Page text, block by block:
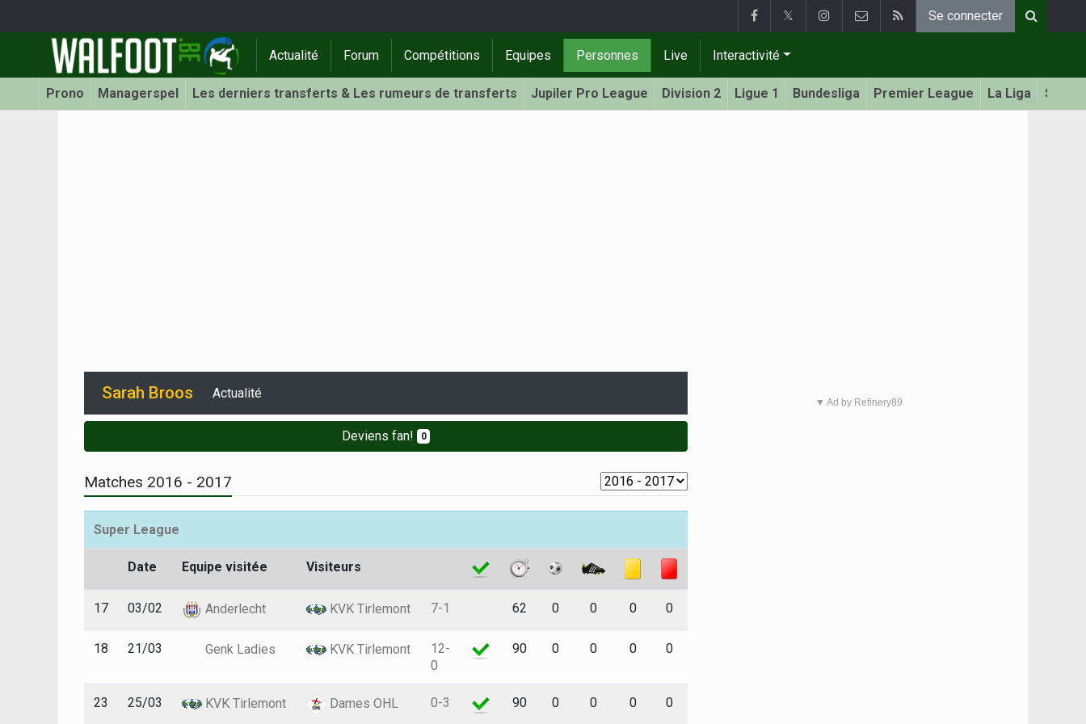
𝕏 Se connecter
Actualité Forum Compétitions Equipes Personnes Live Interactivité
Prono Managerspel Les derniers transferts & Les rumeurs de transferts Jupiler Pro League Division 2 Ligue 1 Bundesliga Premier League La Liga Serie
Sarah Broos Actualité
Deviens fan! 0
Matches 2016 - 2017
Super League
Date Equipe visitée Visiteurs
17 03/02 Anderlecht KVK Tirlemont 7-1 62 0 0 0 0
18 21/03 Genk Ladies KVK Tirlemont
12-
0
90 0 0 0 0
23 25/03 KVK Tirlemont Dames OHL 0-3 90 0 0 0 0
▼ Ad by Refinery89